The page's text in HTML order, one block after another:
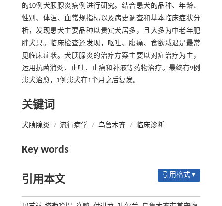
的10例犬胰腺炎病例进行研究。结合患犬的品种、年龄、
性别、体温、血常规指标以及病史调查和基本临床症状分
析，发现患犬主要品种以贵宾犬居多，且大多为中老年肥
胖犬只。临床检查还发现，呕吐、腹痛、食欲减退是最常
见临床症状。犬胰腺炎的治疗方案主要以对症治疗为主，
运用抗菌消炎、止吐、止痛和补液等药物治疗。最终有9例
患犬治愈，1例患犬在1个月之后复发。
关键词
犬胰腺炎 / 流行病学 / 乌鲁木齐 / 临床诊断
Key words
引用本文 引用格式 ▾